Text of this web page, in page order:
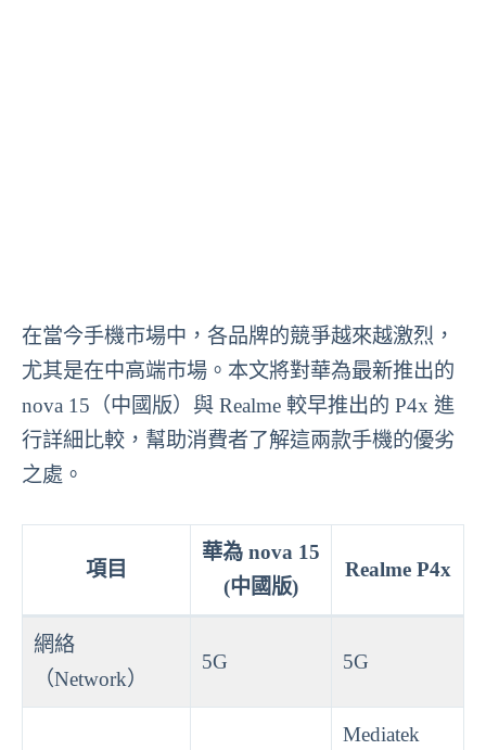
在當今手機市場中，各品牌的競爭越來越激烈，
尤其是在中高端市場。本文將對華為最新推出的
nova 15（中國版）與 Realme 較早推出的 P4x 進
行詳細比較，幫助消費者了解這兩款手機的優劣
之處。
項目
華為 nova 15
(中國版)
Realme P4x
網絡
（Network）
5G 5G
Mediatek